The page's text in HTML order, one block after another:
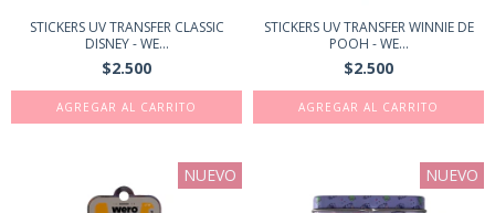
STICKERS UV TRANSFER CLASSIC
DISNEY - WE...
$2.500
STICKERS UV TRANSFER WINNIE DE
POOH - WE...
$2.500
NUEVO NUEVO